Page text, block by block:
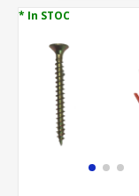
* In STOC